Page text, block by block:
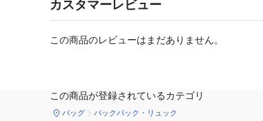
カスタマーレビュー
この商品のレビューはまだありません。
この商品が登録されているカテゴリ
バッグ バックパック・リュック